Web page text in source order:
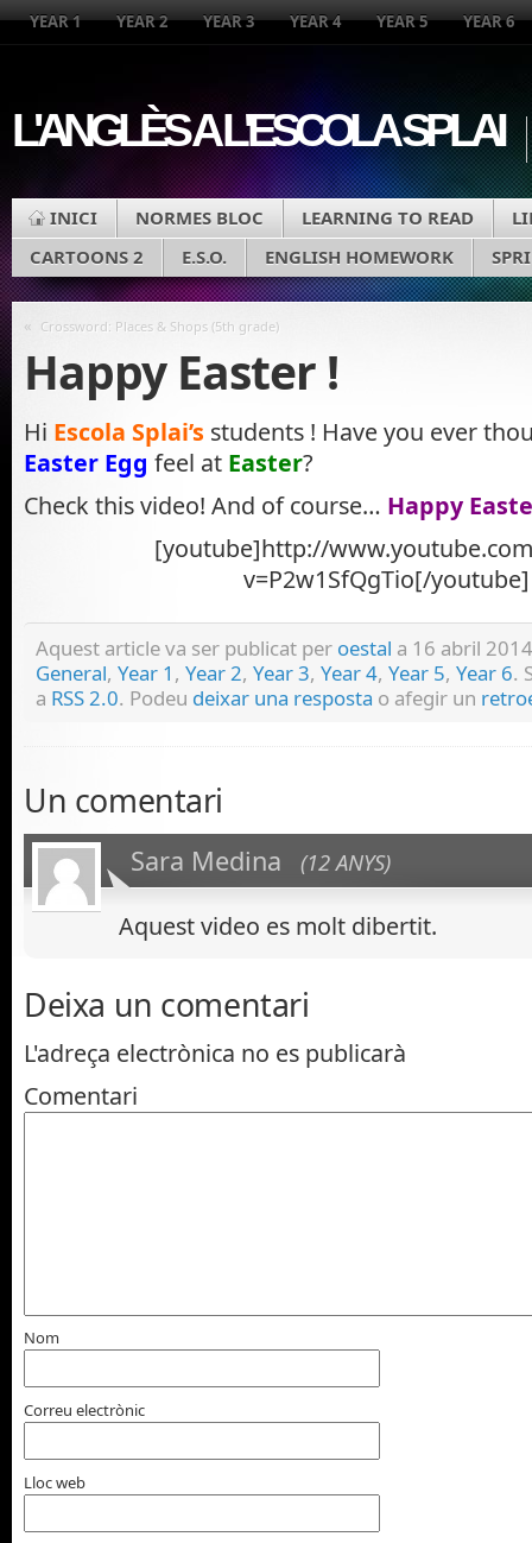
YEAR 1 YEAR 2 YEAR 3 YEAR 4 YEAR 5 YEAR 6
L'ANGLÈS A L'ESCOLA SPLAI
INICI NORMES BLOC LEARNING TO READ
CARTOONS 2
E.S.O. ENGLISH HOMEWORK
« Crossword: Places & Shops (5th grade)
Happy Easter !
Hi Escola Splai’s students ! Have you ever
Easter Egg feel at Easter?
Check this video! And of course… Happy
[youtube]http://
v=P2w1SfQgTio[/youtube]
Aquest article va ser publicat per oestal a 16 abril
General, Year 1 , Year 2, Year 3, Year 4, Year 5, Year 6.
a RSS 2.0. Podeu deixar una resposta o afegir un
Un comentari
Sara Medina (12 ANYS)
Aquest video es molt dibertit.
Deixa un comentari
L'adreça electrònica no es publicarà
Comentari
Nom
Correu electrònic
Lloc web